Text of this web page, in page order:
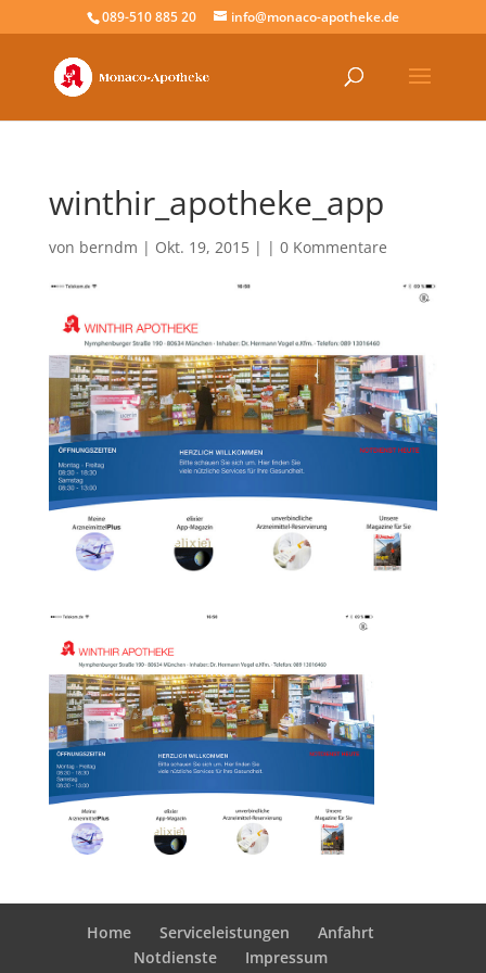
089-510 885 20 info@monaco-apotheke.de
winthir_apotheke_app
von berndm | Okt. 19, 2015 | | 0 Kommentare
Home Serviceleistungen
Anfahrt
Notdienste
Impressum